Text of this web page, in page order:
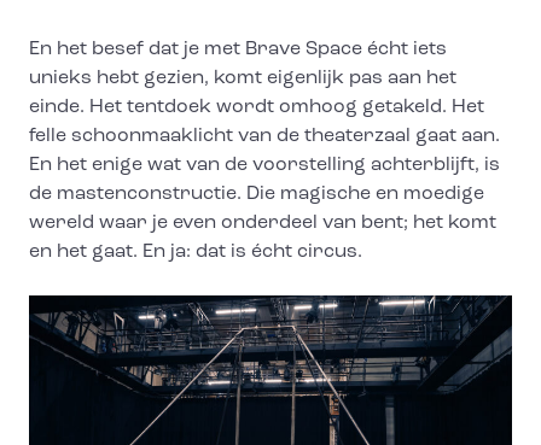
En het besef dat je met Brave Space écht iets
unieks hebt gezien, komt eigenlijk pas aan het
einde. Het tentdoek wordt omhoog getakeld. Het
felle schoonmaaklicht van de theaterzaal gaat aan.
En het enige wat van de voorstelling achterblijft, is
de mastenconstructie. Die magische en moedige
wereld waar je even onderdeel van bent; het komt
en het gaat. En ja: dat is écht circus.